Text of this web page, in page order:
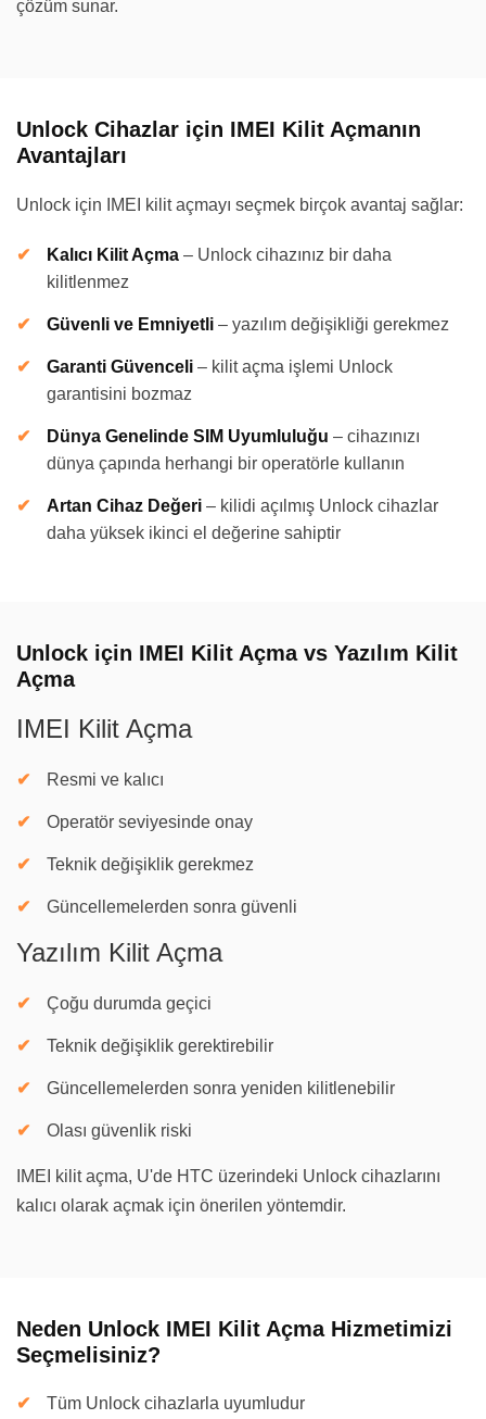
çözüm sunar.
Unlock Cihazlar için IMEI Kilit Açmanın
Avantajları
Unlock için IMEI kilit açmayı seçmek birçok avantaj sağlar:
Kalıcı Kilit Açma – Unlock cihazınız bir daha
kilitlenmez
Güvenli ve Emniyetli – yazılım değişikliği gerekmez
Garanti Güvenceli – kilit açma işlemi Unlock
garantisini bozmaz
Dünya Genelinde SIM Uyumluluğu – cihazınızı
dünya çapında herhangi bir operatörle kullanın
Artan Cihaz Değeri – kilidi açılmış Unlock cihazlar
daha yüksek ikinci el değerine sahiptir
Unlock için IMEI Kilit Açma vs Yazılım Kilit
Açma
IMEI Kilit Açma
Resmi ve kalıcı
Operatör seviyesinde onay
Teknik değişiklik gerekmez
Güncellemelerden sonra güvenli
Yazılım Kilit Açma
Çoğu durumda geçici
Teknik değişiklik gerektirebilir
Güncellemelerden sonra yeniden kilitlenebilir
Olası güvenlik riski
IMEI kilit açma, U'de HTC üzerindeki Unlock cihazlarını
kalıcı olarak açmak için önerilen yöntemdir.
Neden Unlock IMEI Kilit Açma Hizmetimizi
Seçmelisiniz?
Tüm Unlock cihazlarla uyumludur